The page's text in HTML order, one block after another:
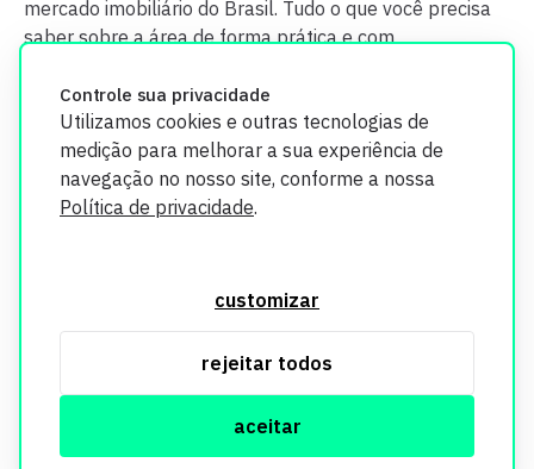
Controle sua privacidade
Utilizamos cookies e outras tecnologias de
medição para melhorar a sua experiência de
navegação no nosso site, conforme a nossa
Política de privacidade.
customizar
rejeitar todos
aceitar
mercado imobiliário do Brasil. Tudo o que você precisa
saber sobre a área de forma prática e com
segurança. Todos os dados coletados em nosso site são
utilizados exclusivamente para fins de aprimoramento de
informações, consulte nossa Política de Privacidade.
© Copyright Imobi Report. Todos os direitos reservados.
Política de privacidade
mobister